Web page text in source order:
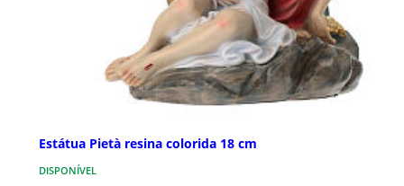
Estátua Pietà resina colorida 18 cm
DISPONÍVEL